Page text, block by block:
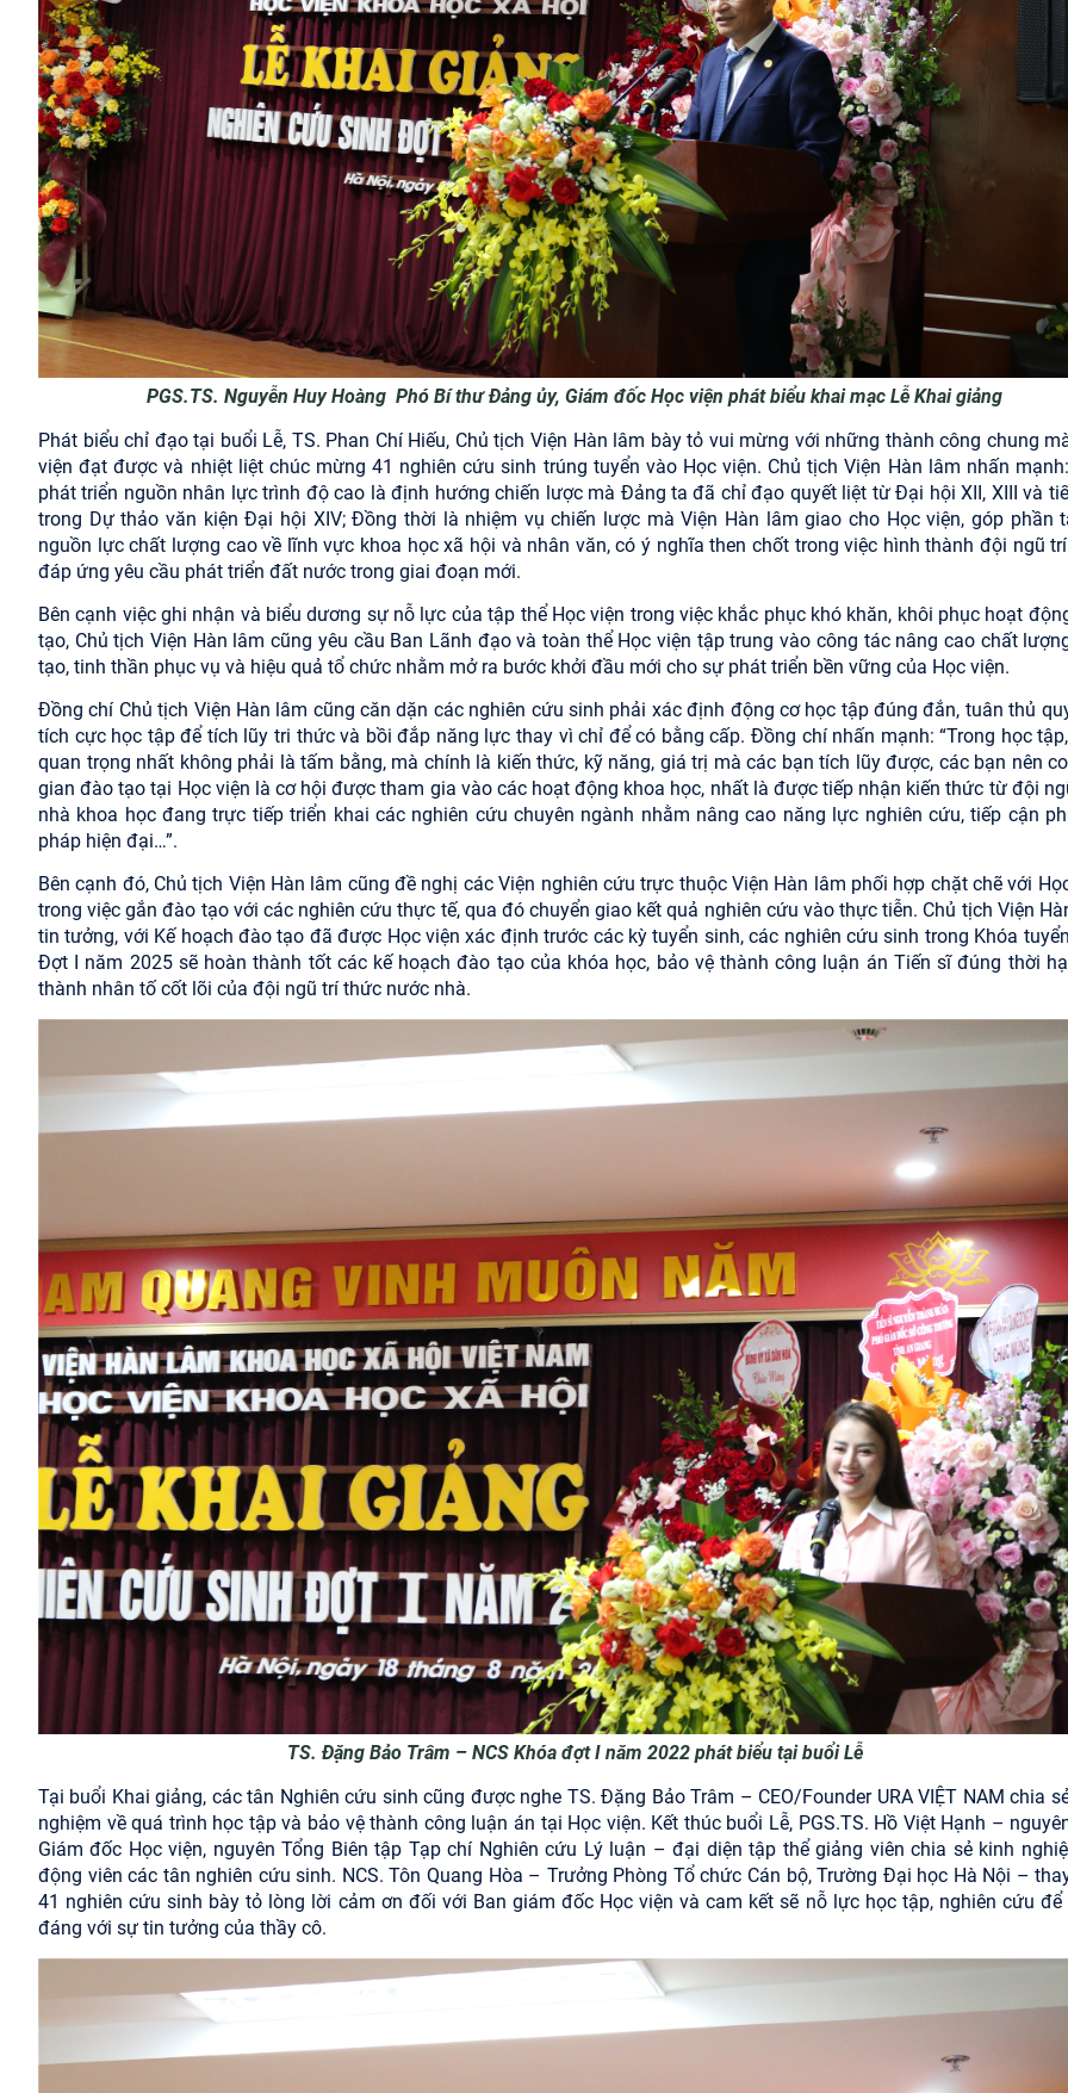
PGS.TS. Nguyễn Huy Hoàng Phó Bí thư Đảng ủy, Giám đốc Học viện phát biểu khai mạc Lễ Khai giảng
Phát biểu chỉ đạo tại buổi Lễ, TS. Phan Chí Hiếu, Chủ tịch Viện Hàn lâm bày tỏ vui mừng với những thành công chung
viện đạt được và nhiệt liệt chúc mừng 41 nghiên cứu sinh trúng tuyển vào Học viện. Chủ tịch Viện Hàn lâm nhấn
phát triển nguồn nhân lực trình độ cao là định hướng chiến lược mà Đảng ta đã chỉ đạo quyết liệt từ Đại hội XII, XIII và
trong Dự thảo văn kiện Đại hội XIV; Đồng thời là nhiệm vụ chiến lược mà Viện Hàn lâm giao cho Học viện, góp phần
nguồn lực chất lượng cao về lĩnh vực khoa học xã hội và nhân văn, có ý nghĩa then chốt trong việc hình thành đội ngũ
đáp ứng yêu cầu phát triển đất nước trong giai đoạn mới.
Bên cạnh việc ghi nhận và biểu dương sự nỗ lực của tập thể Học viện trong việc khắc phục khó khăn, khôi phục hoạt
tạo, Chủ tịch Viện Hàn lâm cũng yêu cầu Ban Lãnh đạo và toàn thể Học viện tập trung vào công tác nâng cao chất
tạo, tinh thần phục vụ và hiệu quả tổ chức nhằm mở ra bước khởi đầu mới cho sự phát triển bền vững của Học viện.
Đồng chí Chủ tịch Viện Hàn lâm cũng căn dặn các nghiên cứu sinh phải xác định động cơ học tập đúng đắn, tuân thủ
tích cực học tập để tích lũy tri thức và bồi đắp năng lực thay vì chỉ để có bằng cấp. Đồng chí nhấn mạnh: “Trong học
quan trọng nhất không phải là tấm bằng, mà chính là kiến thức, kỹ năng, giá trị mà các bạn tích lũy được, các bạn nên
gian đào tạo tại Học viện là cơ hội được tham gia vào các hoạt động khoa học, nhất là được tiếp nhận kiến thức từ đội
nhà khoa học đang trực tiếp triển khai các nghiên cứu chuyên ngành nhằm nâng cao năng lực nghiên cứu, tiếp cận
pháp hiện đại…”.
Bên cạnh đó, Chủ tịch Viện Hàn lâm cũng đề nghị các Viện nghiên cứu trực thuộc Viện Hàn lâm phối hợp chặt chẽ với
trong việc gắn đào tạo với các nghiên cứu thực tế, qua đó chuyển giao kết quả nghiên cứu vào thực tiễn. Chủ tịch Viện
tin tưởng, với Kế hoạch đào tạo đã được Học viện xác định trước các kỳ tuyển sinh, các nghiên cứu sinh trong Khóa
Đợt I năm 2025 sẽ hoàn thành tốt các kế hoạch đào tạo của khóa học, bảo vệ thành công luận án Tiến sĩ đúng thời
thành nhân tố cốt lõi của đội ngũ trí thức nước nhà.
TS. Đặng Bảo Trâm – NCS Khóa đợt I năm 2022 phát biểu tại buổi Lễ
Tại buổi Khai giảng, các tân Nghiên cứu sinh cũng được nghe TS. Đặng Bảo Trâm – CEO/Founder URA VIỆT NAM chia
nghiệm về quá trình học tập và bảo vệ thành công luận án tại Học viện. Kết thúc buổi Lễ, PGS.TS. Hồ Việt Hạnh –
Giám đốc Học viện, nguyên Tổng Biên tập Tạp chí Nghiên cứu Lý luận – đại diện tập thể giảng viên chia sẻ kinh
động viên các tân nghiên cứu sinh. NCS. Tôn Quang Hòa – Trưởng Phòng Tổ chức Cán bộ, Trường Đại học Hà Nội –
41 nghiên cứu sinh bày tỏ lòng lời cảm ơn đối với Ban giám đốc Học viện và cam kết sẽ nỗ lực học tập, nghiên cứu để
đáng với sự tin tưởng của thầy cô.